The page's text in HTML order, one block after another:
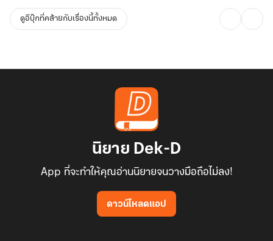
ดูอีบุ๊กที่คล้ายกับเรื่องนี้ทั้งหมด
นิยาย Dek-D
App ที่จะทำให้คุณอ่านนิยายจนวางมือถือไม่ลง!
ดาวน์โหลดแอป